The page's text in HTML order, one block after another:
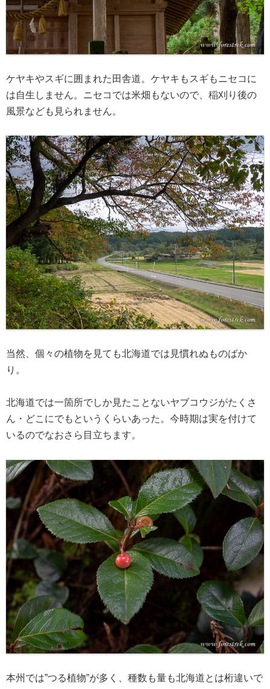
ケヤキやスギに囲まれた田舎道。ケヤキもスギもニセコに
は自生しません。ニセコでは米畑もないので、稲刈り後の
風景なども見られません。
当然、個々の植物を見ても北海道では見慣れぬものばか
り。
北海道では一箇所でしか見たことないヤブコウジがたくさ
ん・どこにでもというくらいあった。今時期は実を付けて
いるのでなおさら目立ちます。
本州では”つる植物”が多く、種数も量も北海道とは桁違いで